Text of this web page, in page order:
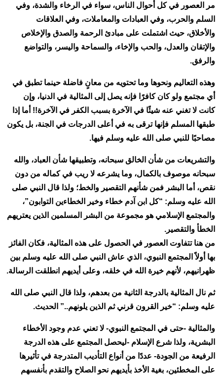
مر العصور في كل أحوال الناس، سواء في الرخاء والشدة، وفي
السلم والحرب، وفي العبادات والمعاملات، وفي العلاقات
والأخلاق، حيث اشتملت على مبادئ الرحمة والصدق والإخلاص
والإتقان والعدل، والحب والإخاء، والسماحة واليسر، والتواضع
والرفق.
وهذه التعاليم ونحوها وما تحتويه من معانٍ فاضلة حينما تطبق في
أي مجتمع ولو كان كافرًا فإنه يصل إلى المثالية في الدنيا، وإن
كانت لا تغني عنه شيئًا في الآخرة بسبب الكفر في الآخرة!! أما إذا
طبقها المسلم فإنها ترقى به في أعلى الدرجات في الجنة، بل يكون
مصاحبًا للنبي صلى الله عليه وسلم فيها.
والتشريعات من شأن الخالق سبحانه، وتطبيقها شأن العباد، والله
سبحانه موصوف بالكمال، وما يشرعه لا ريب في كماله من دون
نقص، أما البشر فمن شأنهم التقصير والخط؛ ولذا قال النبي صلى
الله عليه وسلم: “كل ابن آدم خطاء وخير الخطاءين التوابون”،
والمجتمع الإسلامي هو مجموعة من البشر المسلمين الذين يعتريهم
الخطأ والتقصير.
من هنا تتفاوت العصور في الحصول على هذه المثالية، فكان الفائز
بها أولاً المجتمع النبوي، الذي عاش النبي صلى الله عليه وسلم بين
ظهرانيهم، لأنهم خيرة الله في خلقه، وعلى أيديهم انطلقت الرسالة.
ثم نال المثالية بالدرجة الثانية من بعدهم، ولذا قال النبي صلى الله
عليه وسلم: “خير القرون قرني ثم الذين يلونهم..” الحديث.
والمثالية -حتى في المجتمع النبوي- لا تعني عدم وجود الأخطاء
البشرية، ولذا شرع الإسلام -ليحصل المجتمع على هذه الدرجة
الرفيعة من الجودة- عددًا من أنواع التأديب المتدرجة في تأثيرها
على المخطئين، بغية الأخذ بأيديهم نحو الصلاح والتقدم بأنفسهم